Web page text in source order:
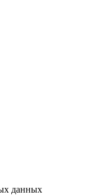
данных